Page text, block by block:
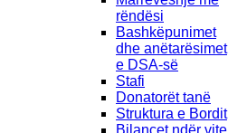
rëndësi
Bashkëpunimet
dhe anëtarësimet
e DSA-së
Stafi
Donatorët tanë
Struktura e Bordit
Bilancet ndër vite